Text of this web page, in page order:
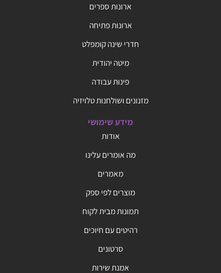
ארונות ספרים
ארונות פתיחה
חדרי שינה קומפלט
מיטה יהודית
פינות עבודה
מזנונים ושולחנות טלויזיה
מידע שימושי
אודות
מה אומרים עלינו
מאמרים
מוצרים לפי ספק
תמונות מבית לקוח
רהיטים עם חיוכים
סרטונים
אמנת שירות